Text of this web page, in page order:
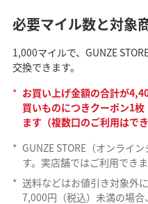
必要マイル数と対象
1,000マイルで、GUNZE
交換できます。
* お買い上げ金額の合計が
買いものにつきクーポン1
ます（複数口のご利用はでき
* GUNZE STORE（オンライ
す。実店舗ではご利用できま
* 送料などはお値引き対象外
7,000円（税込）未満の場